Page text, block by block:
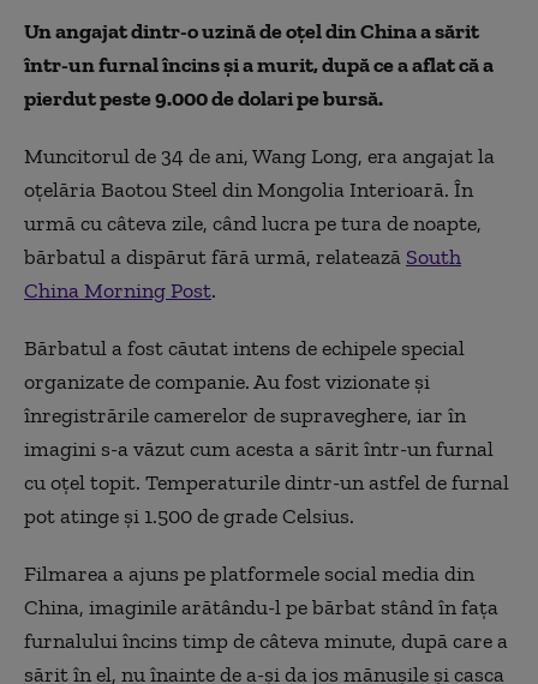
Un angajat dintr-o uzină de oțel din China a sărit
într-un furnal încins și a murit, după ce a aflat că a
pierdut peste 9.000 de dolari pe bursă.
Muncitorul de 34 de ani, Wang Long, era angajat la
oțelăria Baotou Steel din Mongolia Interioară. În
urmă cu câteva zile, când lucra pe tura de noapte,
bărbatul a dispărut fără urmă, relatează South
China Morning Post.
Bărbatul a fost căutat intens de echipele special
organizate de companie. Au fost vizionate și
înregistrările camerelor de supraveghere, iar în
imagini s-a văzut cum acesta a sărit într-un furnal
cu oțel topit. Temperaturile dintr-un astfel de furnal
pot atinge și 1.500 de grade Celsius.
Filmarea a ajuns pe platformele social media din
China, imaginile arătându-l pe bărbat stând în fața
furnalului încins timp de câteva minute, după care a
sărit în el, nu înainte de a-și da jos mănușile și casca